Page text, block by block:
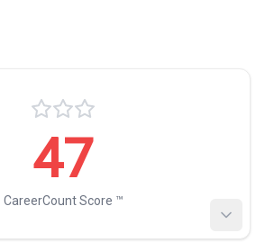
47
CareerCount Score ™️